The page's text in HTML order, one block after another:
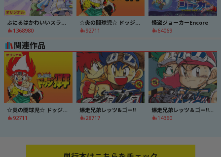
1368980
☆炎の闘球児☆ ドッジ弾平
92711
怪盗ジョーカーEncore
64069
関連作品
92711
爆走兄弟レッツ&ゴー!!
28717
14360